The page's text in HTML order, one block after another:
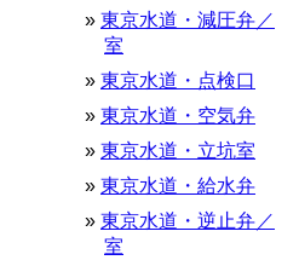
東京水道・減圧弁／
室
東京水道・点検口
東京水道・空気弁
東京水道・立坑室
東京水道・給水弁
東京水道・逆止弁／
室